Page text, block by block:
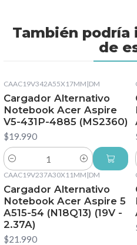
También
de
CAAC19V342A55X17MM |DM
Cargador Alternativo
Notebook Acer Aspire
V5-431P-4885 (MS2360)
$19.990
Cantidad
CAAC19V237A30X11MM |DM
Cargador Alternativo
Notebook Acer Aspire 5
A515-54 (N18Q13) (19V -
2.37A)
$21.990